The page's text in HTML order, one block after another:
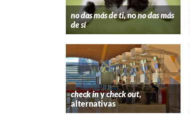
no das más de ti, nono das más
de sí
check inycheck out,
alternativas